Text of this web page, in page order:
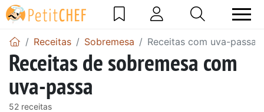
Receitas Sobremesa Receitas com uva-passa
Receitas de sobremesa com
uva-passa
52 receitas